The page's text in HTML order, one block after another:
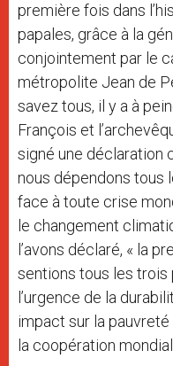
première fois dans
papales, grâce à la
conjointement par le
métropolite Jean de
savez tous, il y a à
François et
signé une déclaration
nous dépendons tous
face à toute crise
le changement
l’avons déclaré, « la
sentions tous les trois
l’urgence de la
impact sur la
la coopération